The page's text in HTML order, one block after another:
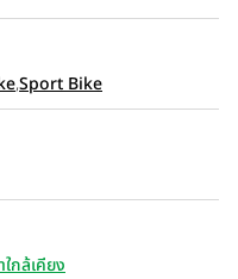
,Sport Bike
กล้เคียง